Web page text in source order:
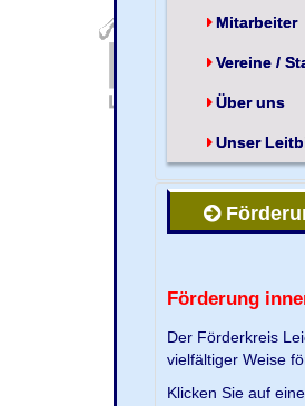
Mitarbeiter
Vereine /
Über uns
Unser
Förderung
Der Förderkreis
vielfältiger Weise
Klicken Sie auf